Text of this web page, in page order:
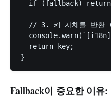
if (fallback)
// 3. 키 자체를 반환
  return key;
Fallback이 중요한 이유: